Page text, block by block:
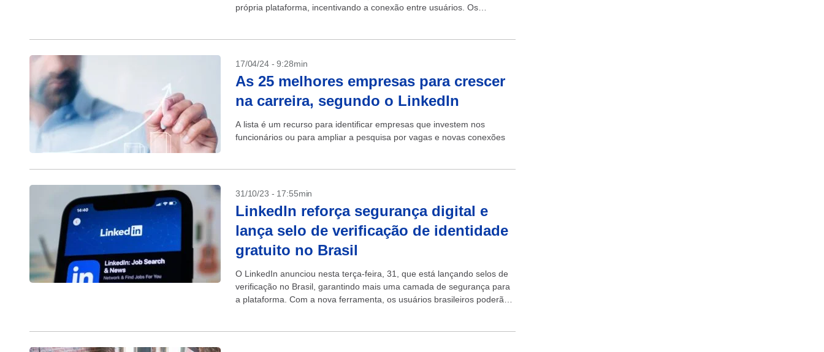
própria plataforma, incentivando a conexão entre usuários. Os
17/04/24 - 9:28min
As 25 melhores empresas para crescer
na carreira, segundo o LinkedIn
A lista é um recurso para identificar empresas que investem nos
funcionários ou para ampliar a pesquisa por vagas e novas conexões
31/10/23 - 17:55min
LinkedIn reforça segurança digital e
lança selo de verificação de identidade
gratuito no Brasil
O LinkedIn anunciou nesta terça-feira, 31, que está lançando selos de
verificação no Brasil, garantindo mais uma camada de segurança para
a plataforma. Com a nova ferramenta, os usuários brasileiros poderão